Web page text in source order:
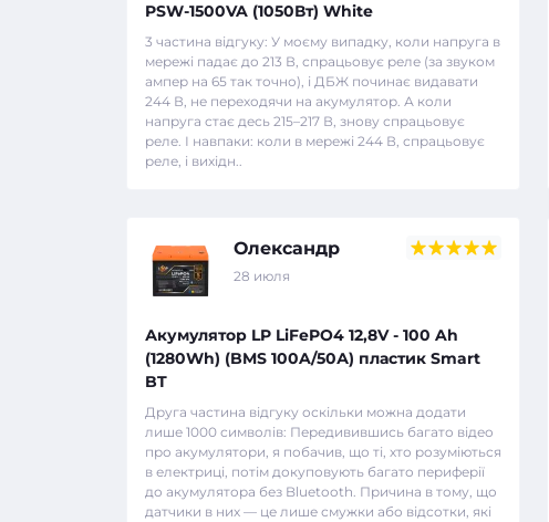
PSW-1500VA (1050Вт) White
3 частина відгуку: У моєму випадку, коли напруга в
мережі падає до 213 В, спрацьовує реле (за звуком
ампер на 65 так точно), і ДБЖ починає видавати
244 В, не переходячи на акумулятор. А коли
напруга стає десь 215–217 В, знову спрацьовує
реле. І навпаки: коли в мережі 244 В, спрацьовує
реле, і вихідн..
Олександр
28 июля
Акумулятор LP LiFePO4 12,8V - 100 Ah
(1280Wh) (BMS 100A/50А) пластик Smart
BT
Друга частина відгуку оскільки можна додати
лише 1000 символів: Передивившись багато відео
про акумулятори, я побачив, що ті, хто розуміються
в електриці, потім докуповують багато периферії
до акумулятора без Bluetooth. Причина в тому, що
датчики в них — це лише смужки або відсотки, які